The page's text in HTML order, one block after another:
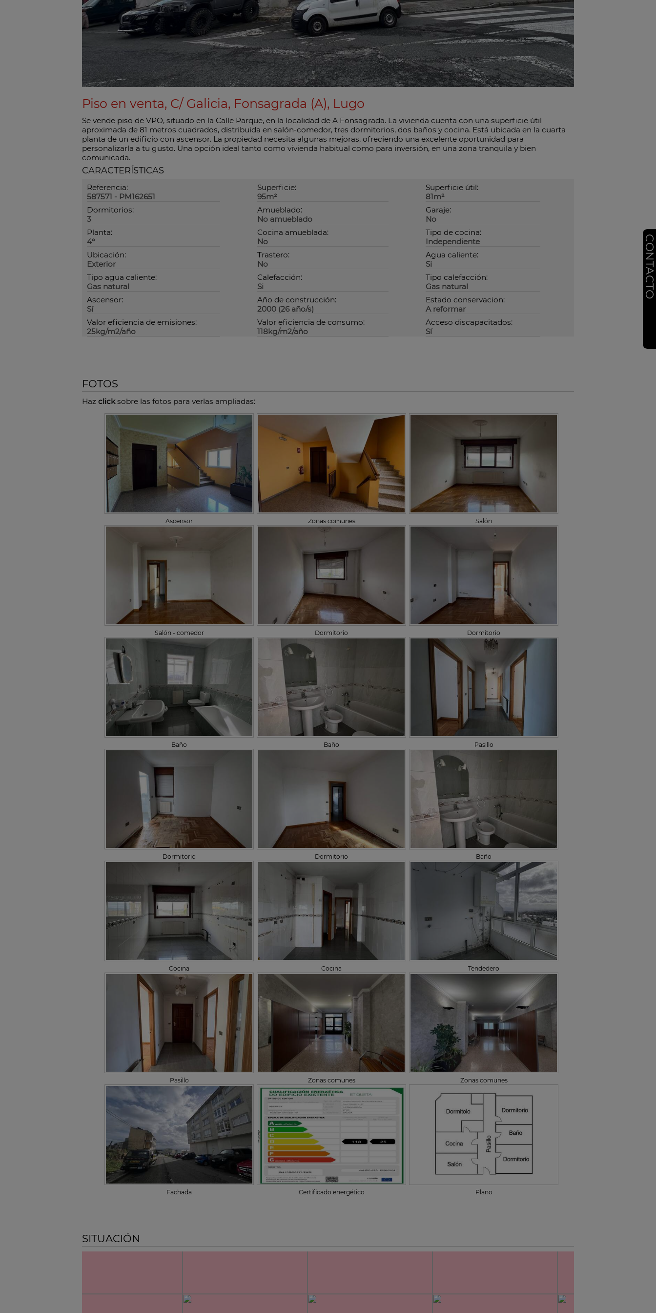
Piso en venta, C/ Galicia, Fonsagrada (A), Lugo
Se vende piso de VPO, situado en la Calle Parque, en la localidad de A Fonsagrada. La vivienda cuenta con una superficie útil
aproximada de 81 metros cuadrados, distribuida en salón-comedor, tres dormitorios, dos baños y cocina. Está ubicada en la cuarta
planta de un edificio con ascensor. La propiedad necesita algunas mejoras, ofreciendo una excelente oportunidad para
personalizarla a tu gusto. Una opción ideal tanto como vivienda habitual como para inversión, en una zona tranquila y bien
comunicada.
CARACTERÍSTICAS
Referencia:
587571 - PM162651
Superficie:
95m²
Superficie útil:
81m²
Dormitorios:
3
Amueblado:
No amueblado
Garaje:
No
Planta:
4º
Cocina amueblada:
No
Tipo de cocina:
Independiente
Ubicación:
Exterior
Trastero:
No
Agua caliente:
Si
Tipo agua caliente:
Gas natural
Calefacción:
Si
Tipo calefacción:
Gas natural
Ascensor:
Sí
Año de construcción:
2000 (26 año/s)
Estado conservacion:
A reformar
Valor eficiencia de emisiones:
25kg/m2/año
Valor eficiencia de consumo:
118kg/m2/año
Acceso discapacitados:
Sí
FOTOS
Haz clicksobre las fotos para verlas ampliadas:
Ascensor Zonas comunes Salón
Salón - comedor Dormitorio Dormitorio
Baño Baño Pasillo
Dormitorio Dormitorio Baño
Cocina Cocina Tendedero
Pasillo Zonas comunes Zonas comunes
Fachada Certificado energético Plano
SITUACIÓN